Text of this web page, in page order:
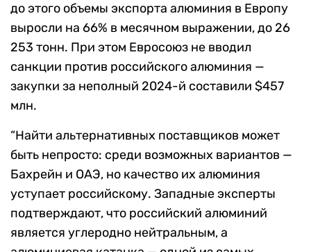
до этого объемы экспорта алюминия в Европу
выросли на 66% в месячном выражении, до 26
253 тонн. При этом Евросоюз не вводил
санкции против российского алюминия —
закупки за неполный 2024-й составили $457
млн.
“Найти альтернативных поставщиков может
быть непросто: среди возможных вариантов —
Бахрейн и ОАЭ, но качество их алюминия
уступает российскому. Западные эксперты
подтверждают, что российский алюминий
является углеродно нейтральным, а